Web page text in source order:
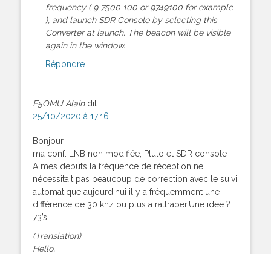
frequency ( 9 7500 100 or 9749100 for example
), and launch SDR Console by selecting this
Converter at launch. The beacon will be visible
again in the window.
Répondre
F5OMU Alain dit :
25/10/2020 à 17:16
Bonjour,
ma conf: LNB non modifiée, Pluto et SDR console
A mes débuts la fréquence de réception ne
nécessitait pas beaucoup de correction avec le suivi
automatique aujourd’hui il y a fréquemment une
différence de 30 khz ou plus a rattraper.Une idée ?
73’s
(Translation)
Hello,